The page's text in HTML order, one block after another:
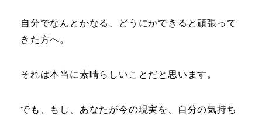
自分でなんとかなる、どうにかできると頑張って
きた方へ。
それは本当に素晴らしいことだと思います。
でも、もし、あなたが今の現実を、自分の気持ち